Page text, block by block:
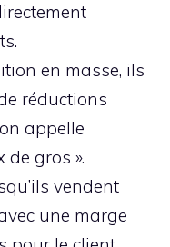
en masse, ils
réductions
appelle
de gros ».
vendent
une marge